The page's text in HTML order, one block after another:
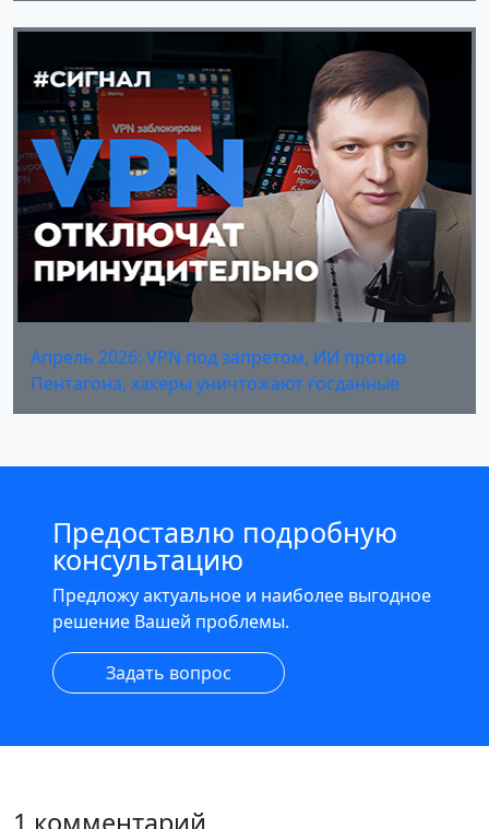
Апрель 2026: VPN под запретом, ИИ против
Пентагона, хакеры уничтожают госданные
Предоставлю подробную
консультацию
Предложу актуальное и наиболее выгодное
решение Вашей проблемы.
Задать вопрос